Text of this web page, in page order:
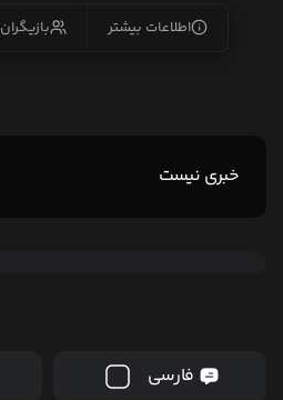
اطلاعات بیشتر بازیگران
خبری نیست
فارسی